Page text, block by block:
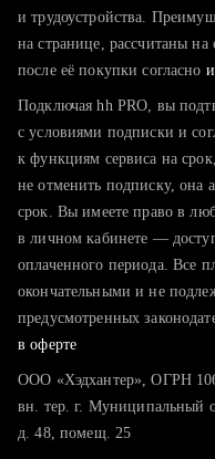
тратите много
хотите сравнить
и трудоустройства.
на странице, рассчитаны
после её покупки согласно
Подключая hh PRO, вы
с условиями подписки и
к функциям сервиса на
не отменить подписку, она
срок. Вы имеете право в
в личном кабинете —
оплаченного периода. Все
окончательными и не
предусмотренных
в оферте
ООО «Хэдхантер», ОГРН
вн. тер. г. Муниципальный
д. 48, помещ. 25